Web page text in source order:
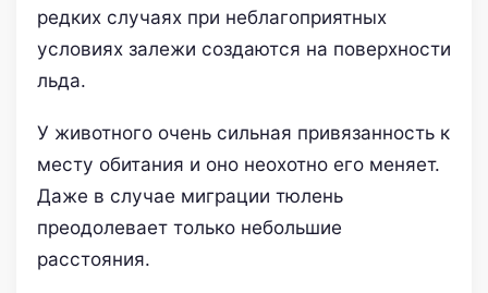
редких случаях при неблагоприятных
условиях залежи создаются на поверхности
льда.
У животного очень сильная привязанность к
месту обитания и оно неохотно его меняет.
Даже в случае миграции тюлень
преодолевает только небольшие
расстояния.